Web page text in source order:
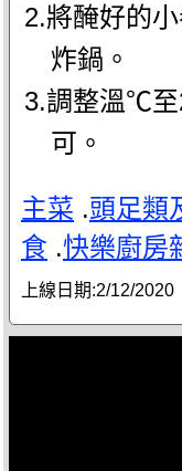
2.將醃好的
炸鍋。
3.調整溫℃
可。
主菜 .頭足類
食 .快樂廚房
上線日期:2/12/2020